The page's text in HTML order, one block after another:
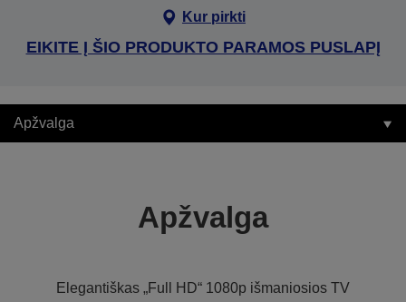
Kur pirkti
EIKITE Į ŠIO PRODUKTO PARAMOS PUSLAPĮ
Apžvalga
Apžvalga
Elegantiškas „Full HD“ 1080p išmaniosios TV